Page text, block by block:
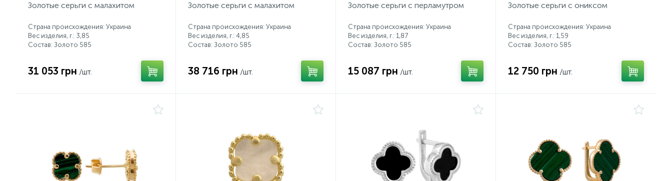
Золотые серьги с малахитом
Страна происхождения: Украина
Вес изделия, г.: 3,85
Состав: Золото 585
31 053 грн /шт.
Золотые серьги с малахитом
Страна происхождения: Украина
Вес изделия, г.: 4,85
Состав: Золото 585
38 716 грн /шт.
Золотые серьги с перламутром
Страна происхождения: Украина
Вес изделия, г.: 1,87
Состав: Золото 585
15 087 грн /шт.
Золотые серьги с ониксом
Страна происхождения: Украина
Вес изделия, г.: 1,59
Состав: Золото 585
12 750 грн /шт.